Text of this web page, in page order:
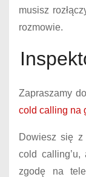
musisz
rozmowie.
Zapraszamy
cold calling na
Dowiesz się
cold
zgodę na